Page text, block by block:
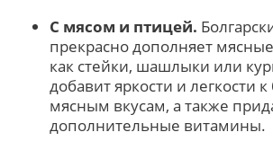
С мясом и птицей.
прекрасно дополняет
как стейки, шашлыки или
добавит яркости и легкости
мясным вкусам, а также
дополнительные витамины.